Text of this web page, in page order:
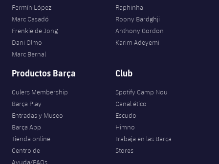
Fermín López
Marc Casadó
Frenkie de Jong
Dani Olmo
Marc Bernal
Raphinha
Roony Bardghji
Anthony Gordon
Karim Adeyemi
Productos Barça
Culers Membership
Barça Play
Entradas y Museo
Barça App
Tienda online
Centro de
Ayuda/FAQs
Club
Spotify Camp Nou
Canal ético
Escudo
Himno
Trabaja en las Barça
Stores